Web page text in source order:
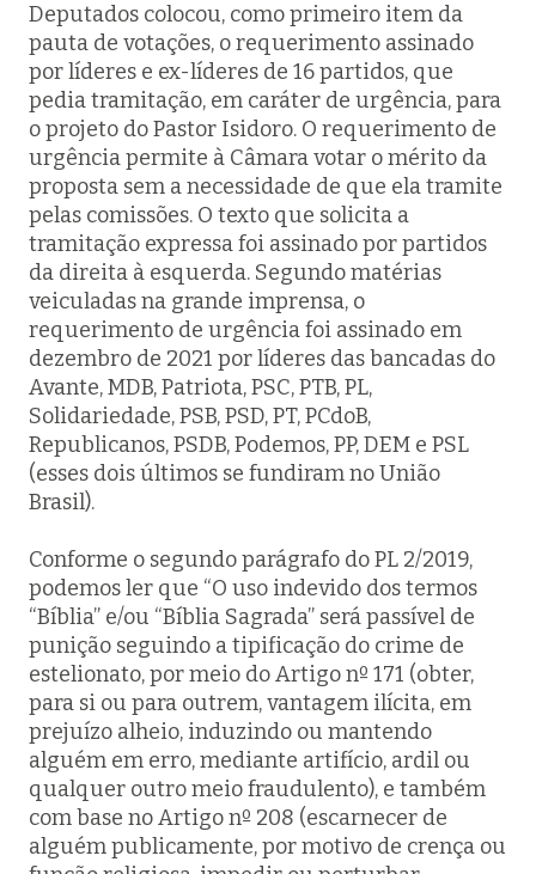
Deputados colocou, como primeiro item da
pauta de votações, o requerimento assinado
por líderes e ex-líderes de 16 partidos, que
pedia tramitação, em caráter de urgência, para
o projeto do Pastor Isidoro. O requerimento de
urgência permite à Câmara votar o mérito da
proposta sem a necessidade de que ela tramite
pelas comissões. O texto que solicita a
tramitação expressa foi assinado por partidos
da direita à esquerda. Segundo matérias
veiculadas na grande imprensa, o
requerimento de urgência foi assinado em
dezembro de 2021 por líderes das bancadas do
Avante, MDB, Patriota, PSC, PTB, PL,
Solidariedade, PSB, PSD, PT, PCdoB,
Republicanos, PSDB, Podemos, PP, DEM e PSL
(esses dois últimos se fundiram no União
Brasil).
Conforme o segundo parágrafo do PL 2/2019,
podemos ler que “O uso indevido dos termos
“Bíblia” e/ou “Bíblia Sagrada” será passível de
punição seguindo a tipificação do crime de
estelionato, por meio do Artigo nº 171 (obter,
para si ou para outrem, vantagem ilícita, em
prejuízo alheio, induzindo ou mantendo
alguém em erro, mediante artifício, ardil ou
qualquer outro meio fraudulento), e também
com base no Artigo nº 208 (escarnecer de
alguém publicamente, por motivo de crença ou